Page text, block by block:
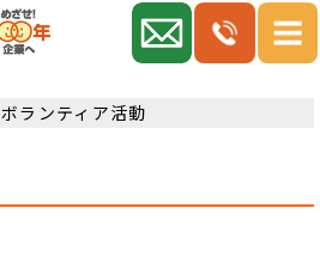
ボランティア活動